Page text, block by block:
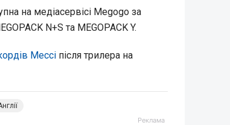
на медіасервісі Megogo за
N+S та MEGOPACK Y.
Мессі після трилера на